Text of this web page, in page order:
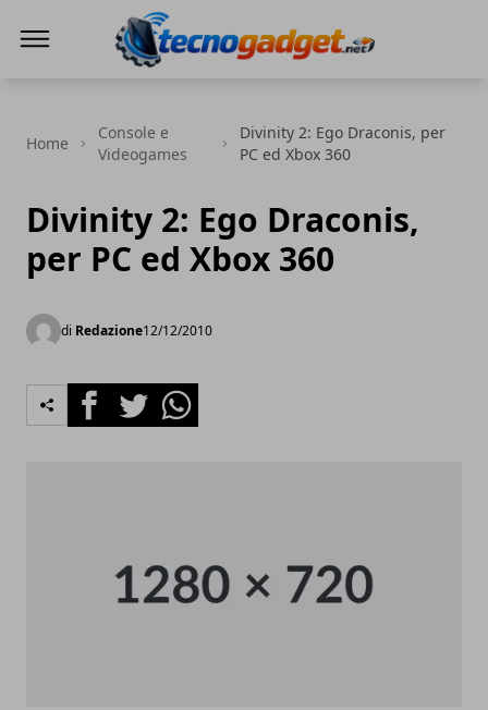
Home
Console e
Videogames
Divinity 2: Ego Draconis, per
PC ed Xbox 360
Divinity 2: Ego Draconis,
per PC ed Xbox 360
di Redazione12/12/2010
FacebookTwitterWhatsapp